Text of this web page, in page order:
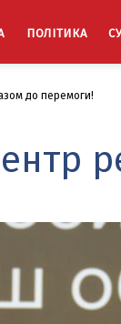
ПОЛІТИКА
до перемоги!